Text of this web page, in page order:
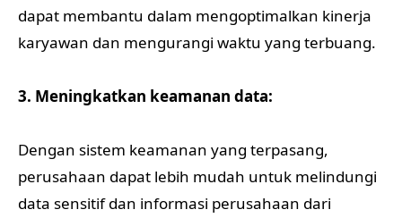
dapat membantu dalam mengoptimalkan kinerja
karyawan dan mengurangi waktu yang terbuang.
3. Meningkatkan keamanan data:
Dengan sistem keamanan yang terpasang,
perusahaan dapat lebih mudah untuk melindungi
data sensitif dan informasi perusahaan dari